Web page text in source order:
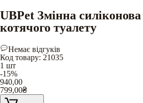
UBPet Змінна
котячого туалету
Немає відгуків
Код товару: 21035
1 шт
-15%
940,00
799,00₴